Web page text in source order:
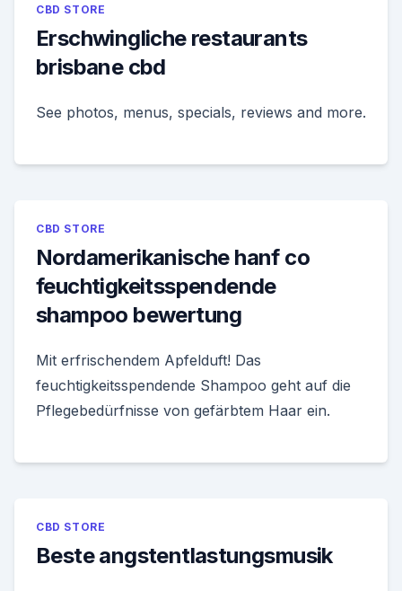
CBD STORE
Erschwingliche restaurants
brisbane cbd
See photos, menus, specials, reviews and more.
CBD STORE
Nordamerikanische hanf co
feuchtigkeitsspendende
shampoo bewertung
Mit erfrischendem Apfelduft! Das
feuchtigkeitsspendende Shampoo geht auf die
Pflegebedürfnisse von gefärbtem Haar ein.
CBD STORE
Beste angstentlastungsmusik